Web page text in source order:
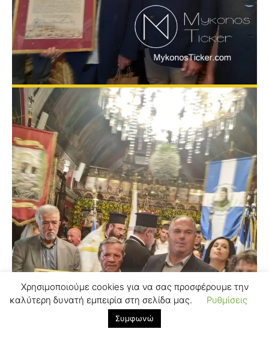
Χρησιμοποιούμε cookies για να σας προσφέρουμε την
καλύτερη δυνατή εμπειρία στη σελίδα μας.
Ρυθμίσεις
Συμφωνώ